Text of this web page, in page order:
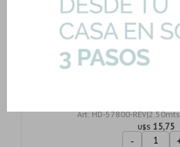
Art: P-PASTINA-MARFIL
U$S 2,50
-
2.50
Art: HD-57800-
U$S 15,75
-